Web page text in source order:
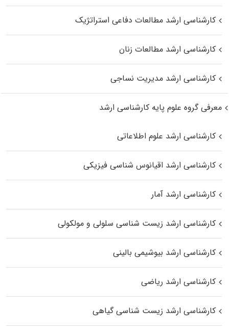
کارشناسی ارشد مطالعات دفاعی استراتژیک
کارشناسی ارشد مطالعات زنان
کارشناسی ارشد مدیریت نساجی
معرفی گروه علوم پایه کارشناسی ارشد
کارشناسی ارشد علوم اطلاعاتی
کارشناسی ارشد اقیانوس‌ شناسی فیزیکی
کارشناسی ارشد آمار
کارشناسی ارشد زیست شناسی سلولی و مولکولی
کارشناسی ارشد بیوشیمی بالینی
کارشناسی ارشد ریاضی
کارشناسی ارشد زیست‌ شناسی گیاهی